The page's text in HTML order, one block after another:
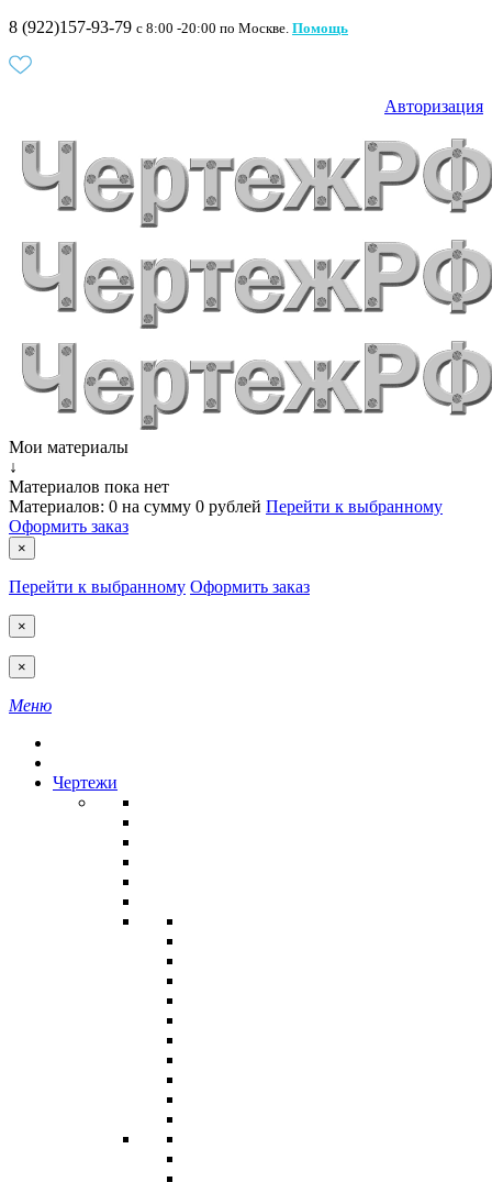
8 (922)157-93-79 c 8:00 -20:00 по Москве. Помощь
Авторизация
Мои материалы
↓
Материалов пока нет
Материалов: 0 на сумму 0 рублей Перейти к выбранному
Оформить заказ
×
Перейти к выбранному Оформить заказ
×
×
Меню
Чертежи